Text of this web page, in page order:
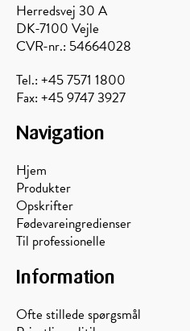
Herredsvej 30 A
DK-7100 Vejle
CVR-nr.: 54664028
Tel.: +45 7571 1800
Fax: +45 9747 3927
Navigation
Hjem
Produkter
Opskrifter
Fødevareingredienser
Til professionelle
Information
Ofte stillede spørgsmål